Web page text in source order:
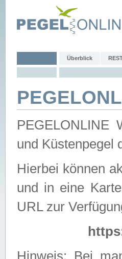
Überblick
PEGELONLINE
und Küstenpegel
Hierbei können
und in eine
URL zur
Hinweis: Bei